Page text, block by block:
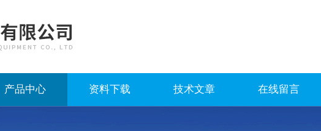
产品中心 资料下载 技术文章 在线留言